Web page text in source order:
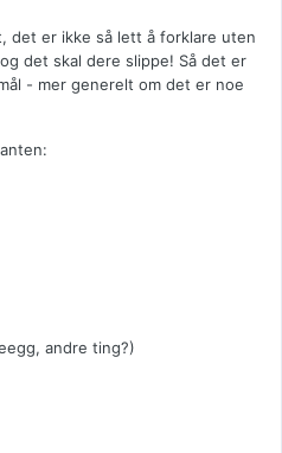
det er ikke så lett å forklare uten
det skal dere slippe! Så det er
- mer generelt om det er noe
andre ting?)